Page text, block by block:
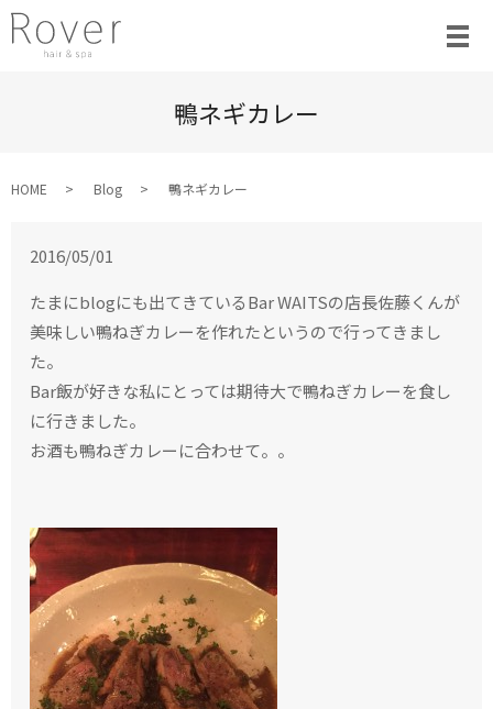
鴨ネギカレー
HOME Blog 鴨ネギカレー
2016/05/01
たまにblogにも出てきているBar WAITSの店長佐藤くんが
美味しい鴨ねぎカレーを作れたというので行ってきまし
た。
Bar飯が好きな私にとっては期待大で鴨ねぎカレーを食し
に行きました。
お酒も鴨ねぎカレーに合わせて。。